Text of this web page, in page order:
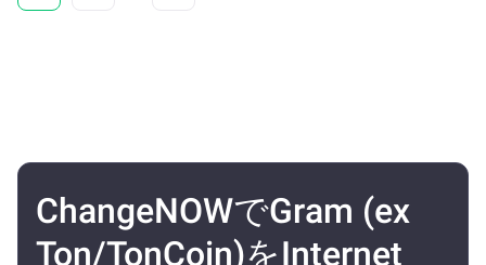
ChangeNOWでGram (ex
Ton/TonCoin)をInternet